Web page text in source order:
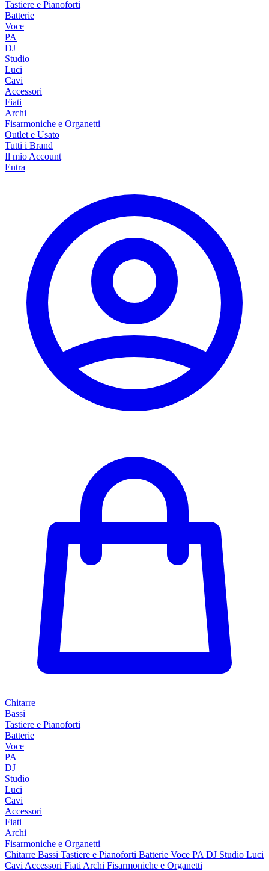
Tastiere e Pianoforti
Batterie
Voce
PA
DJ
Studio
Luci
Cavi
Accessori
Fiati
Archi
Fisarmoniche e Organetti
Outlet e Usato
Tutti i Brand
Il mio Account
Entra
Chitarre
Bassi
Tastiere e Pianoforti
Batterie
Voce
PA
DJ
Studio
Luci
Cavi
Accessori
Fiati
Archi
Fisarmoniche e Organetti
Chitarre Bassi Tastiere e Pianoforti Batterie Voce PA DJ Studio Luci
Cavi Accessori Fiati Archi Fisarmoniche e Organetti